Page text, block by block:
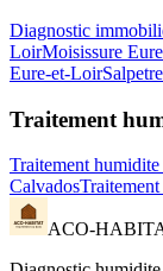
Diagnostic
LoirMoisissure
Eure-et-LoirSalpetre
Traitement
Traitement humidite
Calvados
ACO-